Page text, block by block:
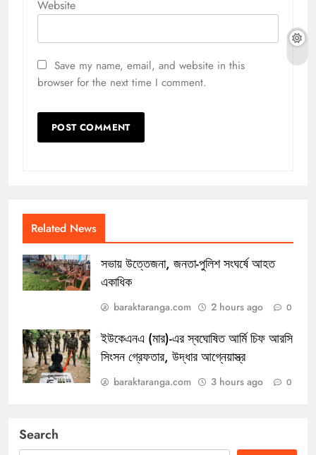
Website
Save my name, email, and website in this
browser for the next time I comment.
Related News
সভায় উত্তেজনা, জনতা-পুলিশ সংঘর্ষে আহত
একাধিক
baraktaranga.com 2 hours ago 0
ইউকেএনএ (মার)-এর স্বঘোষিত আর্মি চিফ আরসি
সিংসন গ্রেফতার, উদ্ধার আগ্নেয়াস্ত্র
baraktaranga.com 3 hours ago 0
Search